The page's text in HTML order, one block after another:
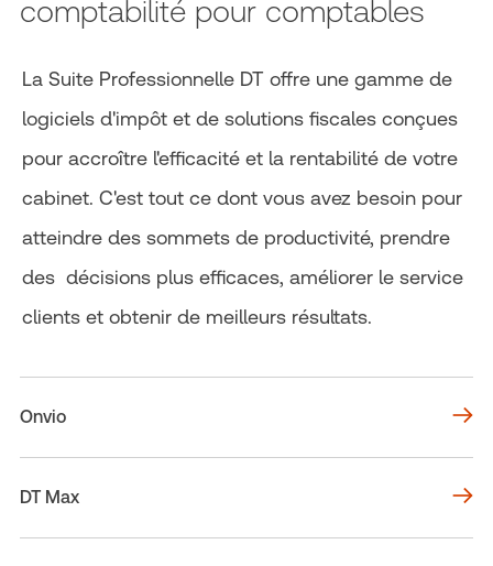
comptabilité pour comptables
La Suite Professionnelle DT offre une gamme de
logiciels d'impôt et de solutions fiscales conçues
pour accroître l'efficacité et la rentabilité de votre
cabinet. C'est tout ce dont vous avez besoin pour
atteindre des sommets de productivité, prendre
des décisions plus efficaces, améliorer le service
clients et obtenir de meilleurs résultats.
Onvio
DT Max